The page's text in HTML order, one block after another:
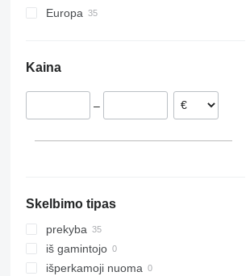
Tbes
RN
Korund
Smaragd
VariDiamant
Zirkon
Jolly
Sturmvogel
Europa
Kaina
–
Skelbimo tipas
prekyba
iš gamintojo
išperkamoji nuoma